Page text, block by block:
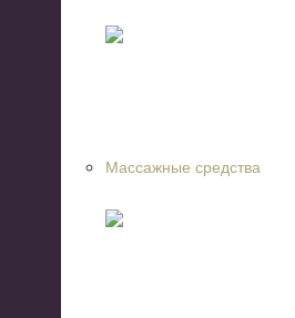
Массажные средства